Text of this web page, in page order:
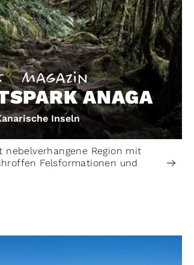
ANAGA
Inseln
nebelverhangene Region mit
Felsformationen und